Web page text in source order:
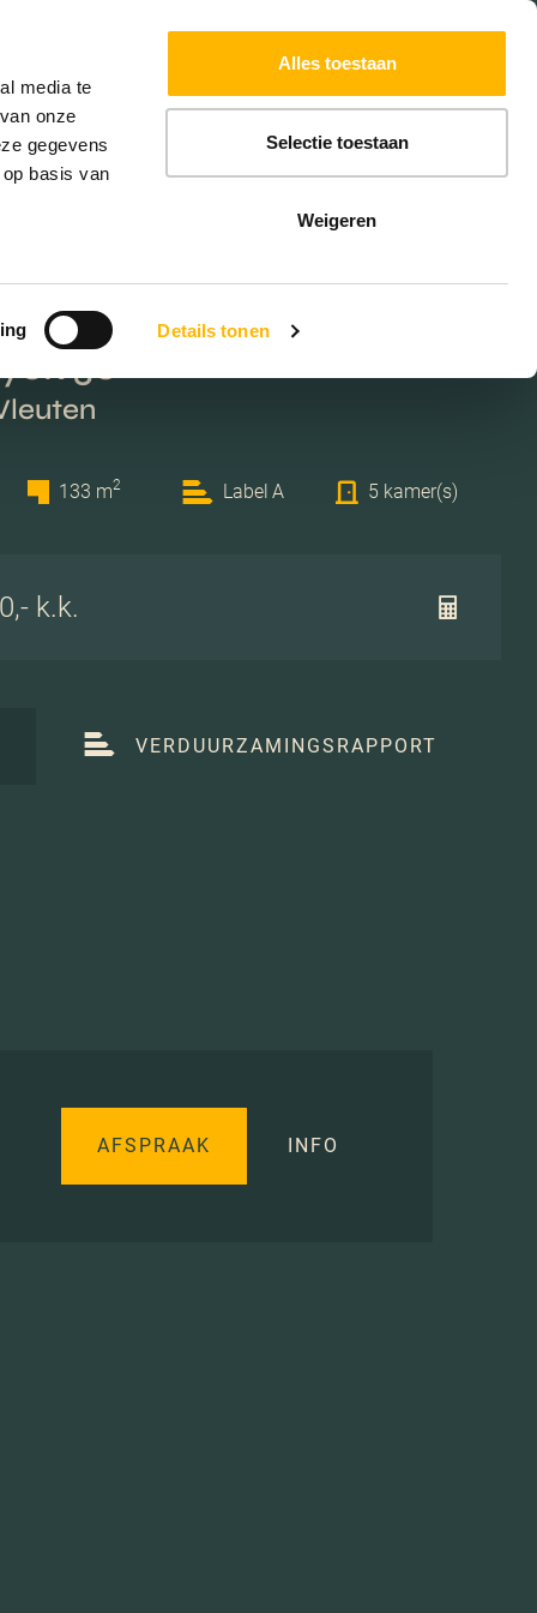
media te
onze
gegevens
basis van
Details tonen
Alles toestaan
Selectie toestaan
Weigeren
EXTRA DIENSTEN
30
133 m2 Label A 5 kamer(s)
k.k.
VERDUURZAMINGSRAPPORT
AFSPRAAK INFO